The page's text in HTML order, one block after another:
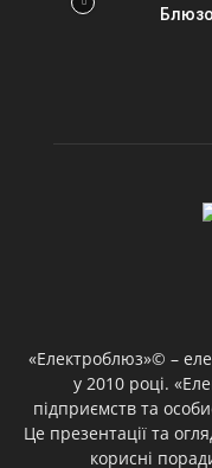
«Електроблюз»© –
у 2010 році.
підприємств та
Це презентації та
корисні